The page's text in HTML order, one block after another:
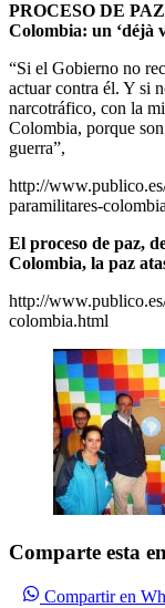
PROCESO DE
Colombia: un ‘déjà
“Si el Gobierno no
actuar contra él. Y si
narcotráfico, con la
Colombia, porque
guerra”,
http://
paramilitares-
El proceso de paz,
Colombia, la paz
http://
colombia.html
Comparte esta
Compartir en